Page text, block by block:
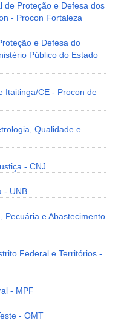
de Proteção e Defesa dos
- Procon Fortaleza
e Defesa do
Público do Estado
Itaitinga/CE - Procon de
Qualidade e
- CNJ
- UNB
Pecuária e Abastecimento
Federal e Territórios -
- MPF
- OMT